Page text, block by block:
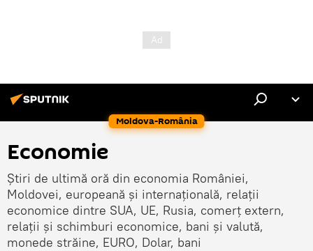
Moldova-România
Economie
Știri de ultimă oră din economia României,
Moldovei, europeană și internațională, relații
economice dintre SUA, UE, Rusia, comerț extern,
relații și schimburi economice, bani și valută,
monede străine, EURO, Dolar, bani